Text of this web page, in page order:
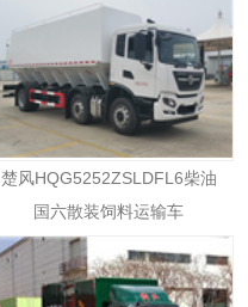
楚风HQG5252ZSLDFL6柴油
国六散装饲料运输车